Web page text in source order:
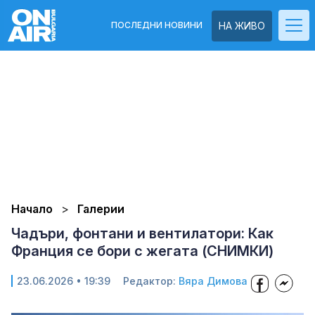
НА ЖИВО
ПОСЛЕДНИ НОВИНИ
Начало Галерии
Чадъри, фонтани и вентилатори: Как
Франция се бори с жегата (СНИМКИ)
23.06.2026 • 19:39 Редактор: Вяра Димова